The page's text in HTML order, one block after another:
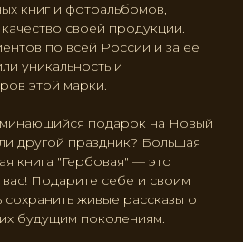
книг и фотоальбомов,
своей продукции.
по всей России и за её
уникальность и
этой марки.
подарок на Новый
другой праздник? Большая
книга "Гербовая" — это
Подарите себе и своим
живые рассказы о
будущим поколениям.